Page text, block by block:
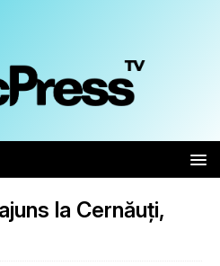
la Cernăuți,